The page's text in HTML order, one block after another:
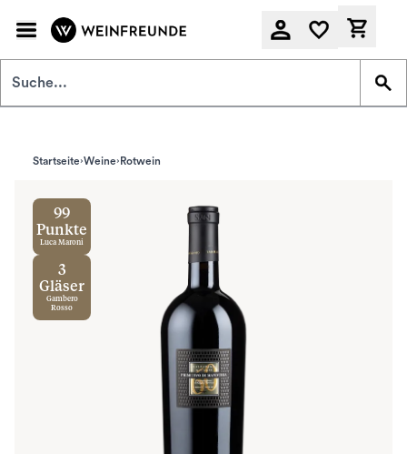
Startseite Weine Rotwein
99
Punkte
Luca Maroni
3
Gläser
Gambero
Rosso